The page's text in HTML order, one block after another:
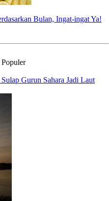
Bulan, Ingat-ingat Ya!
Populer
Gurun Sahara Jadi Laut